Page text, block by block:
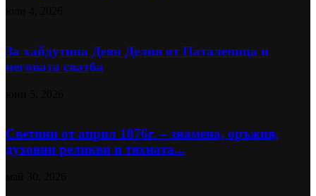
За хайдутина Деян Делия от Паталеница и
неговата сватба
Светини от април 1876г. – знамена, оръжия,
духовни реликви и тяхната...